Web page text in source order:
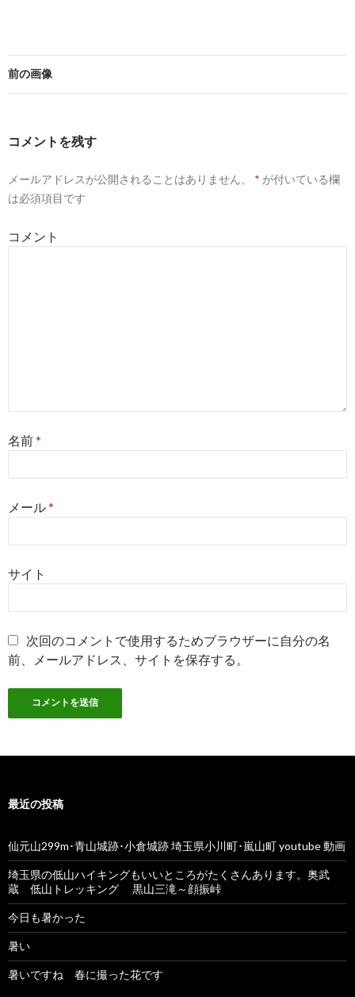
前の画像
コメントを残す
メールアドレスが公開されることはありません。 * が付いている欄
は必須項目です
コメント
名前*
メール*
サイト
次回のコメントで使用するためブラウザーに自分の名
前、メールアドレス、サイトを保存する。
最近の投稿
仙元山299m･青山城跡･小倉城跡 埼玉県小川町･嵐山町 youtube 動画
埼玉県の低山ハイキングもいいところがたくさんあります。奥武
蔵 低山トレッキング 黒山三滝～顔振峠
今日も暑かった
暑い
暑いですね 春に撮った花です